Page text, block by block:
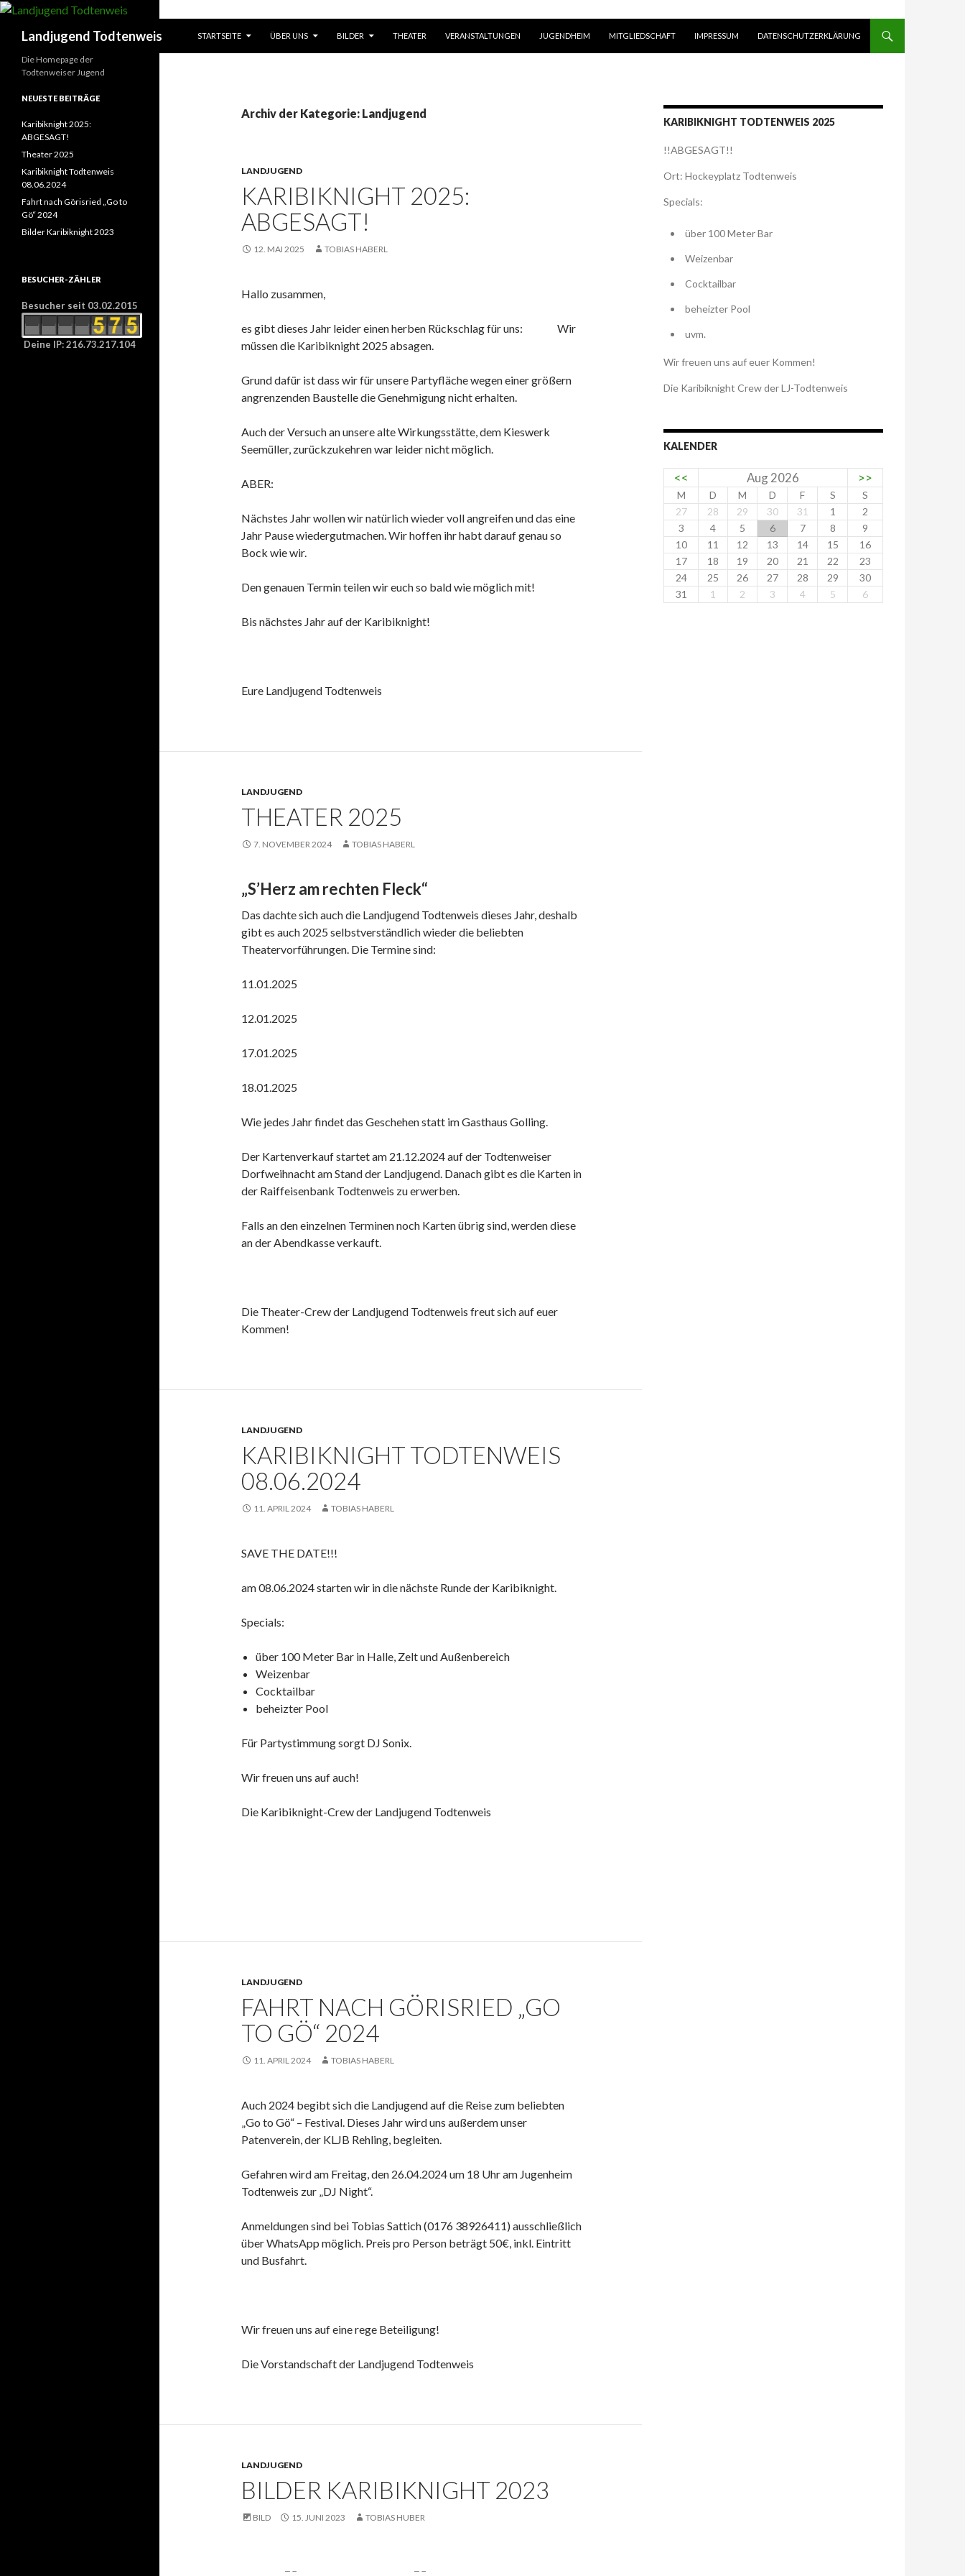
Landjugend Todtenweis
STARTSEITE
ÜBER UNS BILDER THEATER VERANSTALTUNGEN JUGENDHEIM MITGLIEDSCHAFT IMPRESSUM DATENSCHUTZERKLÄRUNG
Archiv der Kategorie: Landjugend
LANDJUGEND
KARIBIKNIGHT 2025:
ABGESAGT!
12. MAI 2025 TOBIAS HABERL
Hallo zusammen,
es gibt dieses Jahr leider einen herben Rückschlag für uns: Wir
müssen die Karibiknight 2025 absagen.
Grund dafür ist dass wir für unsere Partyfläche wegen einer größern
angrenzenden Baustelle die Genehmigung nicht erhalten.
Auch der Versuch an unsere alte Wirkungsstätte, dem Kieswerk
Seemüller, zurückzukehren war leider nicht möglich.
ABER:
Nächstes Jahr wollen wir natürlich wieder voll angreifen und das eine
Jahr Pause wiedergutmachen. Wir hoffen ihr habt darauf genau so
Bock wie wir.
Den genauen Termin teilen wir euch so bald wie möglich mit!
Bis nächstes Jahr auf der Karibiknight!
Eure Landjugend Todtenweis
LANDJUGEND
THEATER 2025
7. NOVEMBER 2024 TOBIAS HABERL
„S’Herz am rechten Fleck“
Das dachte sich auch die Landjugend Todtenweis dieses Jahr, deshalb
gibt es auch 2025 selbstverständlich wieder die beliebten
Theatervorführungen. Die Termine sind:
11.01.2025
12.01.2025
17.01.2025
18.01.2025
Wie jedes Jahr findet das Geschehen statt im Gasthaus Golling.
Der Kartenverkauf startet am 21.12.2024 auf der Todtenweiser
Dorfweihnacht am Stand der Landjugend. Danach gibt es die Karten in
der Raiffeisenbank Todtenweis zu erwerben.
Falls an den einzelnen Terminen noch Karten übrig sind, werden diese
an der Abendkasse verkauft.
Die Theater-Crew der Landjugend Todtenweis freut sich auf euer
Kommen!
LANDJUGEND
KARIBIKNIGHT TODTENWEIS
08.06.2024
11. APRIL 2024 TOBIAS HABERL
SAVE THE DATE!!!
am 08.06.2024 starten wir in die nächste Runde der Karibiknight.
Specials:
über 100 Meter Bar in Halle, Zelt und Außenbereich
Weizenbar
Cocktailbar
beheizter Pool
Für Partystimmung sorgt DJ Sonix.
Wir freuen uns auf auch!
Die Karibiknight-Crew der Landjugend Todtenweis
LANDJUGEND
FAHRT NACH GÖRISRIED „GO
TO GÖ“ 2024
11. APRIL 2024 TOBIAS HABERL
Auch 2024 begibt sich die Landjugend auf die Reise zum beliebten
„Go to Gö“ – Festival. Dieses Jahr wird uns außerdem unser
Patenverein, der KLJB Rehling, begleiten.
Gefahren wird am Freitag, den 26.04.2024 um 18 Uhr am Jugenheim
Todtenweis zur „DJ Night“.
Anmeldungen sind bei Tobias Sattich (0176 38926411) ausschließlich
über WhatsApp möglich. Preis pro Person beträgt 50€, inkl. Eintritt
und Busfahrt.
Wir freuen uns auf eine rege Beteiligung!
Die Vorstandschaft der Landjugend Todtenweis
LANDJUGEND
BILDER KARIBIKNIGHT 2023
BILD 15. JUNI 2023 TOBIAS HUBER
KARIBIKNIGHT TODTENWEIS 2025
!!ABGESAGT!!
Ort: Hockeyplatz Todtenweis
Specials:
über 100 Meter Bar
Weizenbar
Cocktailbar
beheizter Pool
uvm.
Wir freuen uns auf euer Kommen!
Die Karibiknight Crew der LJ-Todtenweis
KALENDER
<< Aug 2026 >>
M D M D F S
S
27
28 29 30 31 1
2
3
4 5 6 7 8
9
10
11 12 13 14 15
16
17
18 19 20 21 22
23
24
25 26 27 28 29
30
31
1 2 3 4 5 6
Die Homepage der
Todtenweiser Jugend
NEUESTE BEITRÄGE
Karibiknight 2025:
ABGESAGT!
Theater 2025
Karibiknight Todtenweis
08.06.2024
Fahrt nach Görisried „Go to
Gö“ 2024
Bilder Karibiknight 2023
BESUCHER-ZÄHLER
Besucher seit 03.02.2015
Deine IP: 216.73.217.104